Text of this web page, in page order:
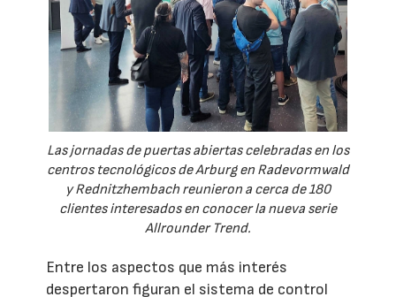
Las jornadas de puertas abiertas celebradas en los
centros tecnológicos de Arburg en Radevormwald
y Rednitzhembach reunieron a cerca de 180
clientes interesados en conocer la nueva serie
Allrounder Trend.
Entre los aspectos que más interés
despertaron figuran el sistema de control